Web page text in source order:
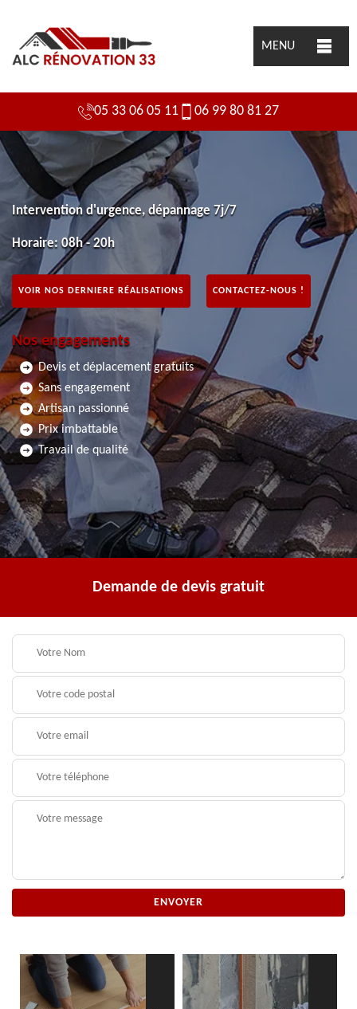
MENU
05 33 06 05 11 06 99 80 81 27
Intervention d'urgence, dépannage 7j/7
Horaire: 08h - 20h
VOIR NOS DERNIERE RÉALISATIONS CONTACTEZ-NOUS !
Nos engagements
Devis et déplacement gratuits
Sans engagement
Artisan passionné
Prix imbattable
Travail de qualité
Demande de devis gratuit